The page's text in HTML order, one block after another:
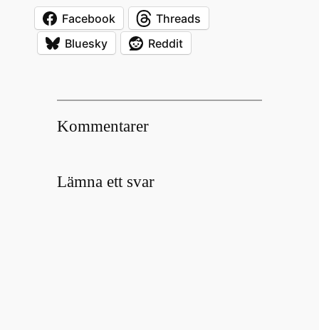
Facebook
Threads
Bluesky
Reddit
Kommentarer
Lämna ett svar